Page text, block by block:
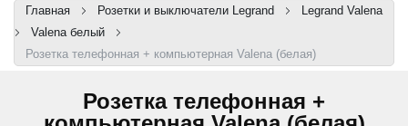
Главная Розетки и выключатели Legrand
Legrand Valena
Valena белый
Розетка телефонная + компьютерная Valena (белая)
Розетка телефонная +